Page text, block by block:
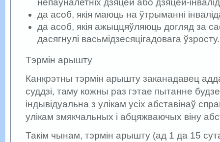
да асоб, якія маюць на ўтрыманні
да асоб, якія ажыццяўляюць догляд за
дасягнулі васьмідзесяцігадовага ўзросту.
Тэрмін арышту
Канкрэтны тэрмін арышту заканадавец
суддзі, таму кожны раз гэтае пытанне
індывідуальна з улікам усіх абставінаў
улікам змякчальных і абцяжваючых віну
Такім чынам, тэрмін арышту (ад 1 да 15